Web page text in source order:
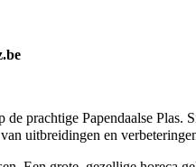
prachtige Papendaalse
uitbreidingen en